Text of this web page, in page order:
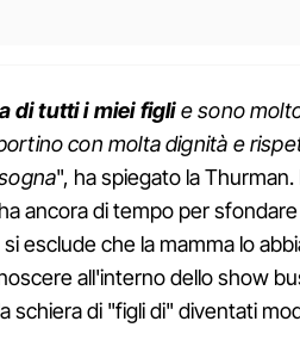
di tutti i miei figlie sono
con molta dignità e
", ha spiegato la
ancora di tempo per
esclude che la mamma lo
all'interno dello show
schiera di "figli di" diventati